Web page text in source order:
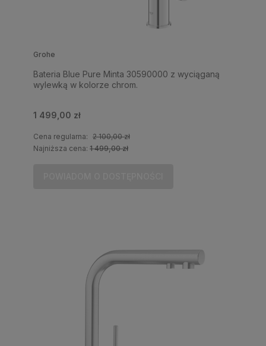
Grohe
Bateria Blue Pure Minta 30590000 z wyciąganą
wylewką w kolorze chrom.
1 499,00 zł
Cena regularna: 2 100,00 zł
Najniższa cena: 1 499,00 zł